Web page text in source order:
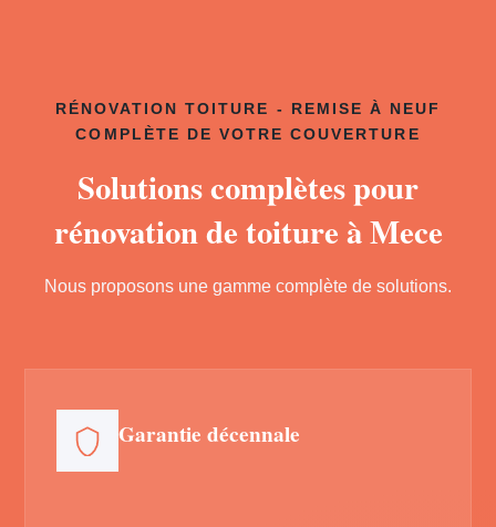
RÉNOVATION TOITURE - REMISE À NEUF
COMPLÈTE DE VOTRE COUVERTURE
Solutions complètes pour
rénovation de toiture à Mece
Nous proposons une gamme complète de solutions.
Garantie décennale